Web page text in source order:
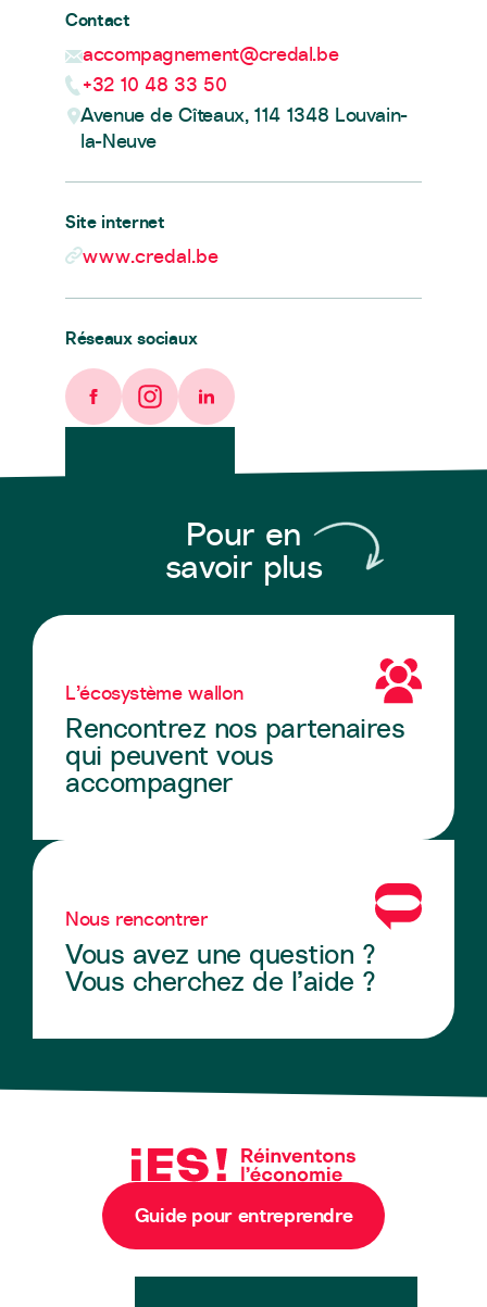
Contact
accompagnement@credal.be
+32 10 48 33 50
Avenue de Cîteaux, 114 1348 Louvain-
la-Neuve
Site internet
www.credal.be
Réseaux sociaux
FacebookInstagramLinkedIn
Pour en
savoir plus
L’écosystème wallon
Rencontrez nos partenaires
qui peuvent vous
accompagner
Nous rencontrer
Vous avez une question ?
Vous cherchez de l’aide ?
Guide pour entreprendre